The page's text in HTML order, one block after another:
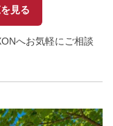
見る
へお気軽にご相談